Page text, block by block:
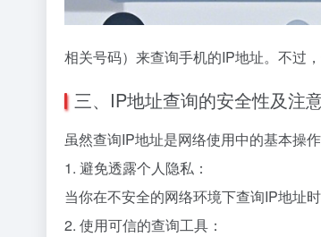
相关号码）来查询手机的IP地址。不过
三、IP地址查询的安全性及注
虽然查询IP地址是网络使用中的基本操
1. 避免透露个人隐私：
当你在不安全的网络环境下查询IP地址
2. 使用可信的查询工具：